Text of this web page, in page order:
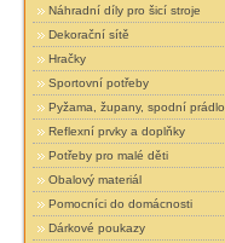
Náhradní díly pro šicí stroje
Dekorační sítě
Hračky
Sportovní potřeby
Pyžama, župany, spodní prádlo
Reflexní prvky a doplňky
Potřeby pro malé děti
Obalový materiál
Pomocníci do domácnosti
Dárkové poukazy